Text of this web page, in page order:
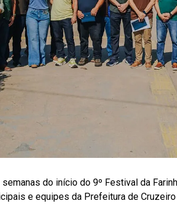
do início do 9º Festival da
e equipes da Prefeitura de